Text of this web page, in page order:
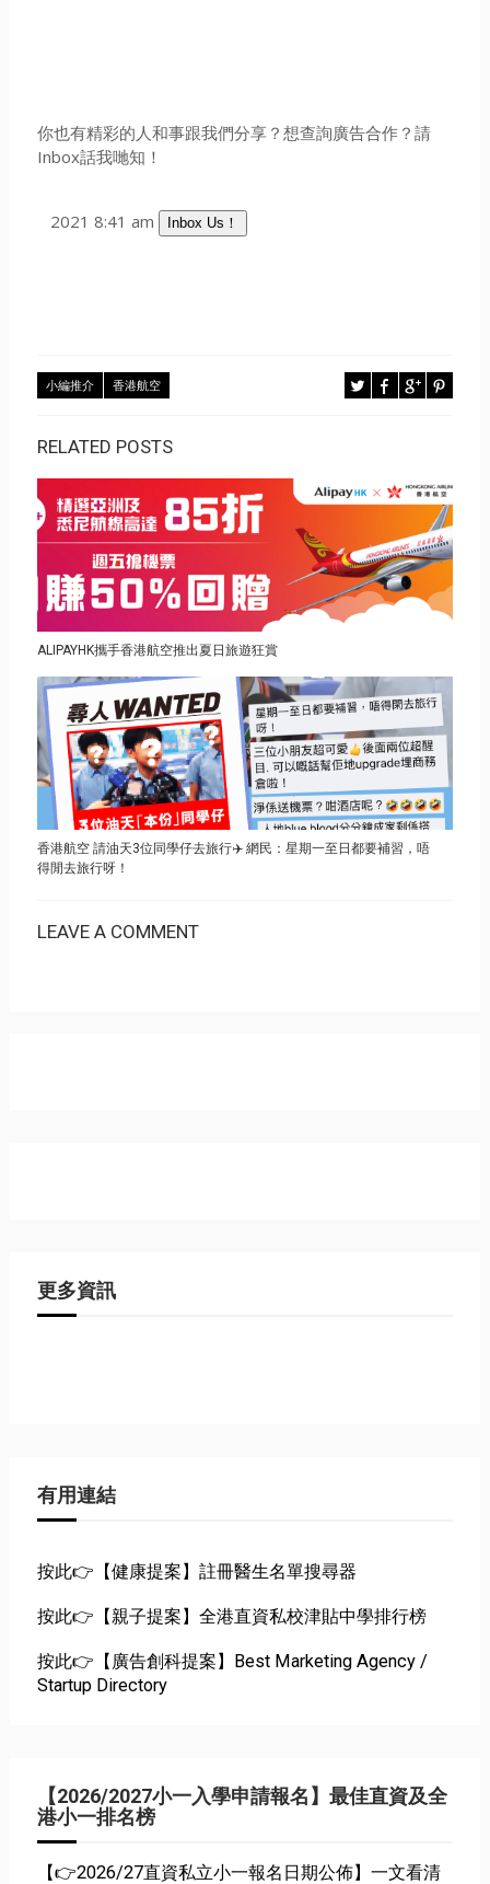
你也有精彩的人和事跟我們分享？想查詢廣告合作？請
Inbox話我哋知！
2021 8:41 am Inbox Us！
小編推介 香港航空
RELATED POSTS
ALIPAYHK攜手香港航空推出夏日旅遊狂賞
香港航空 請油天3位同學仔去旅行✈️ 網民：星期一至日都要補習，唔
得閒去旅行呀！
LEAVE A COMMENT
更多資訊
有用連結
按此👉【健康提案】註冊醫生名單搜尋器
按此👉【親子提案】全港直資私校津貼中學排行榜
按此👉【廣告創科提案】Best Marketing Agency /
Startup Directory
【2026/2027小一入學申請報名】最佳直資及全
港小一排名榜
【👉2026/27直資私立小一報名日期公佈】一文看清